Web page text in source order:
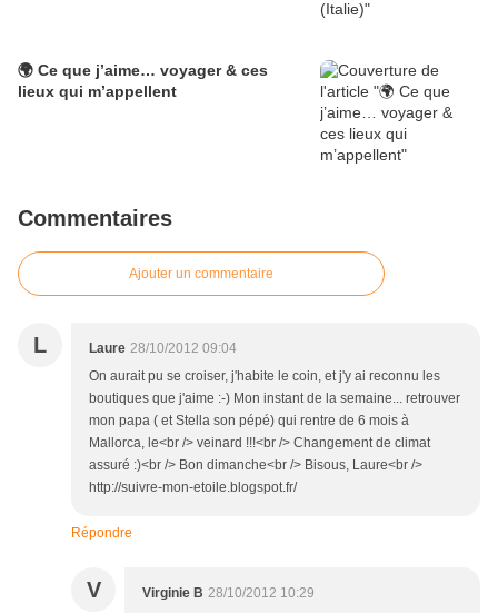
🌍 Ce que j’aime… voyager & ces
lieux qui m’appellent
Commentaires
Ajouter un commentaire
L Laure 28/10/2012 09:04
On aurait pu se croiser, j'habite le coin, et j'y ai reconnu les
boutiques que j'aime :-) Mon instant de la semaine... retrouver
mon papa ( et Stella son pépé) qui rentre de 6 mois à
Mallorca, le<br /> veinard !!!<br /> Changement de climat
assuré :)<br /> Bon dimanche<br /> Bisous, Laure<br />
http://suivre-mon-etoile.blogspot.fr/
Répondre
V Virginie B 28/10/2012 10:29